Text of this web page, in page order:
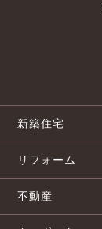
新築住宅
リフォーム
不動産